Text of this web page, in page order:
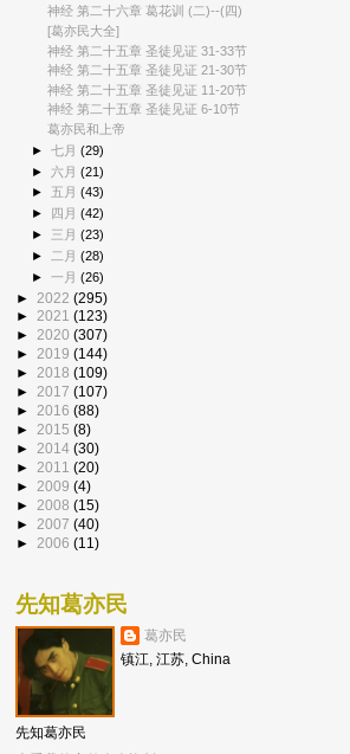
神经 第二十六章 葛花训 (二)--(四)
[葛亦民大全]
神经 第二十五章 圣徒见证 31-33节
神经 第二十五章 圣徒见证 21-30节
神经 第二十五章 圣徒见证 11-20节
神经 第二十五章 圣徒见证 6-10节
葛亦民和上帝
►七月(29)
► 六月(21)
► 五月(43)
►
四月(42)
► 三月(23)
►
二月(28)
►一月(26)
► 2022 (295)
► 2021 (123)
► 2020 (307)
► 2019 (144)
► 2018 (109)
► 2017 (107)
► 2016 (88)
► 2015 (8)
► 2014 (30)
► 2011 (20)
► 2009 (4)
► 2008 (15)
► 2007 (40)
► 2006 (11)
先知葛亦民
葛亦民
镇江, 江苏, China
先知葛亦民